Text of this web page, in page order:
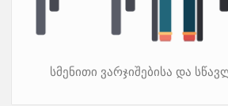
სმენითი ვარჯიშებისა და